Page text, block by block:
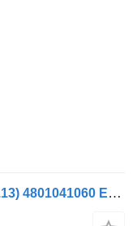
WABCO LIONS CITY A26 (01.98-12.13) 4801041060 EBS modulator za MAN Lion's bus (1991-) autobusa